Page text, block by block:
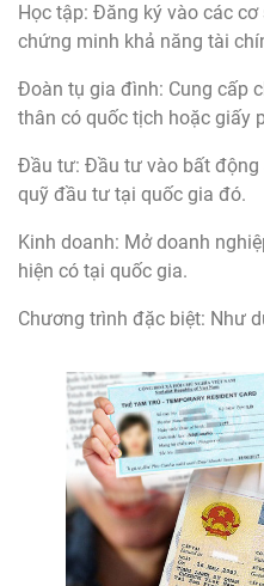
Học tập: Đăng ký vào các
chứng minh khả năng tài
Đoàn tụ gia đình: Cung cấp
thân có quốc tịch hoặc giấy
Đầu tư: Đầu tư vào bất động
quỹ đầu tư tại quốc gia đó.
Kinh doanh: Mở doanh
hiện có tại quốc gia.
Chương trình đặc biệt: Như